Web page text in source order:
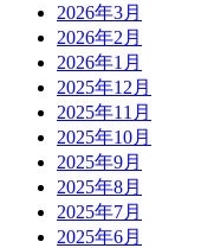
2026年3月
2026年2月
2026年1月
2025年12月
2025年11月
2025年10月
2025年9月
2025年8月
2025年7月
2025年6月